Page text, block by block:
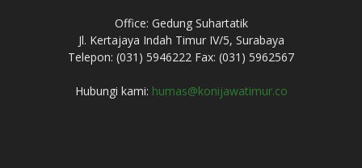
Office: Gedung Suhartatik
Jl. Kertajaya Indah Timur IV/5, Surabaya
Telepon: (031) 5946222 Fax: (031) 5962567
Hubungi kami: humas@konijawatimur.co